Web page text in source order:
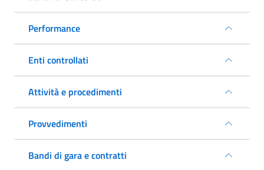
Performance
Enti controllati
Attività e procedimenti
Provvedimenti
Bandi di gara e contratti